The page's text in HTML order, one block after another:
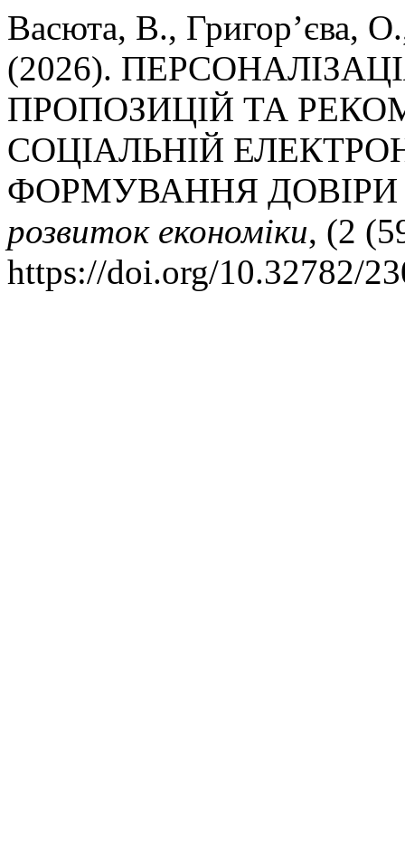
Васюта, В., Григор’єва,
(2026).
ПРОПОЗИЦІЙ ТА
СОЦІАЛЬНІЙ
ФОРМУВАННЯ
розвиток економіки, (2
https://doi.org/10.32782/